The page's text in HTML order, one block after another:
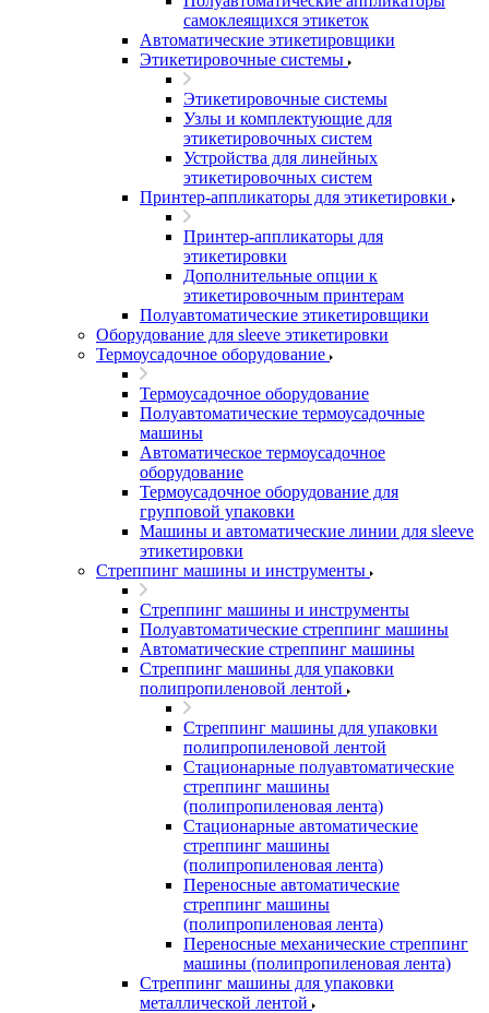
самоклеящихся этикеток
Автоматические этикетировщики
Этикетировочные системы
Этикетировочные системы
Узлы и комплектующие для
этикетировочных систем
Устройства для линейных
этикетировочных систем
Принтер-аппликаторы для этикетировки
Принтер-аппликаторы для
этикетировки
Дополнительные опции к
этикетировочным принтерам
Полуавтоматические этикетировщики
Оборудование для sleeve этикетировки
Термоусадочное оборудование
Термоусадочное оборудование
Полуавтоматические термоусадочные
машины
Автоматическое термоусадочное
оборудование
Термоусадочное оборудование для
групповой упаковки
Машины и автоматические линии для sleeve
этикетировки
Стреппинг машины и инструменты
Стреппинг машины и инструменты
Полуавтоматические стреппинг машины
Автоматические стреппинг машины
Стреппинг машины для упаковки
полипропиленовой лентой
Стреппинг машины для упаковки
полипропиленовой лентой
Стационарные полуавтоматические
стреппинг машины
(полипропиленовая лента)
Стационарные автоматические
стреппинг машины
(полипропиленовая лента)
Переносные автоматические
стреппинг машины
(полипропиленовая лента)
Переносные механические стреппинг
машины (полипропиленовая лента)
Стреппинг машины для упаковки
металлической лентой